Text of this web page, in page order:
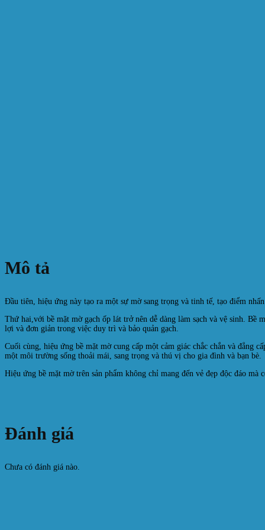
Mô tả
Đầu tiên, hiệu ứng này tạo ra một sự mờ sang trọng và tinh tế, tạo điểm
Thứ hai,với bề mặt mờ gạch ốp lát trở nên dễ dàng làm sạch và vệ sinh. Bề
lợi và đơn giản trong việc duy trì và bảo quản gạch.
Cuối cùng, hiệu ứng bề mặt mờ cung cấp một cảm giác chắc chắn và đẳng
một môi trường sống thoải mái, sang trọng và thú vị cho gia đình và bạn bè.
Hiệu ứng bề mặt mờ trên sản phẩm không chỉ mang đến vẻ đẹp độc đáo
Đánh giá
Chưa có đánh giá nào.